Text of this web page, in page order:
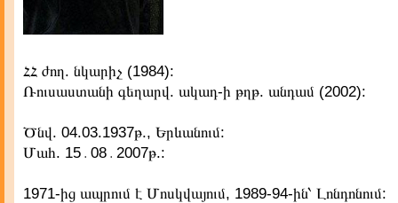
ՀՀ ժող. նկարիչ (1984):
Ռուսաստանի գեղարվ. ակադ-ի թղթ. անդամ (2002):
Ծնվ. 04.03.1937թ., Երևանում:
Մահ. 15․08․2007թ.:
1971-ից ապրում է Մոսկվայում, 1989-94-ին՝ Լոնդոնում: